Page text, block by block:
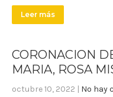
Leer más
CORONACION
MARIA, ROSA
octubre 10, 2022 | No hay